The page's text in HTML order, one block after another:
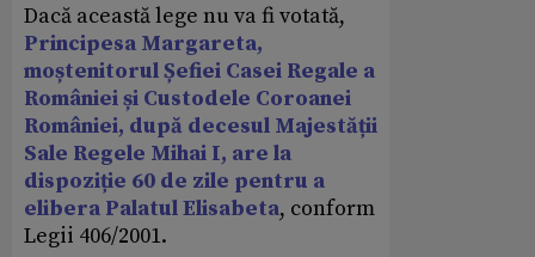
Dacă această lege nu va fi votată,
Principesa Margareta,
moștenitorul Șefiei Casei Regale a
României și Custodele Coroanei
României, după decesul Majestății
Sale Regele Mihai I, are la
dispoziție 60 de zile pentru a
elibera Palatul Elisabeta, conform
Legii 406/2001.